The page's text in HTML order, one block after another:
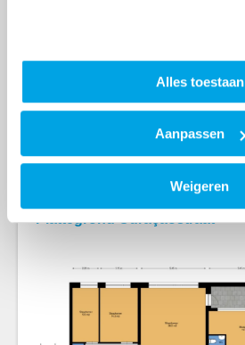
Alles toestaan
Aanpassen
Weigeren
Informatie Curaçaostraat
Plattegrond Curaçaostraat